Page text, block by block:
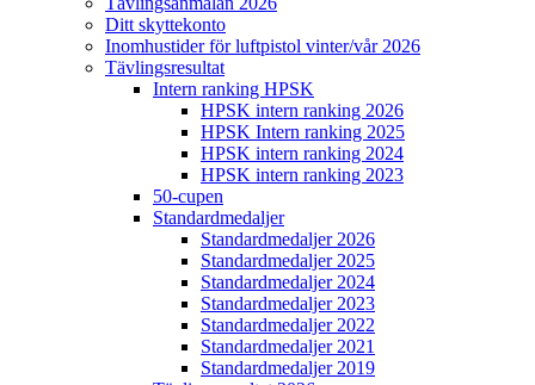
Ditt skyttekonto
Inomhustider för luftpistol vinter/vår 2026
Tävlingsresultat
Intern ranking HPSK
HPSK intern ranking 2026
HPSK Intern ranking 2025
HPSK intern ranking 2024
HPSK intern ranking 2023
50-cupen
Standardmedaljer
Standardmedaljer 2026
Standardmedaljer 2025
Standardmedaljer 2024
Standardmedaljer 2023
Standardmedaljer 2022
Standardmedaljer 2021
Standardmedaljer 2019